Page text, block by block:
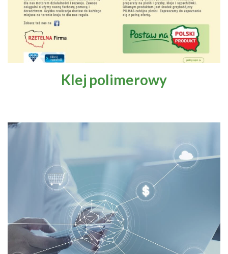
Klej polimerowy